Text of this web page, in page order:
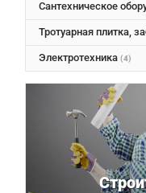
Сантехническое
Тротуарная плитка,
Электротехника (4)